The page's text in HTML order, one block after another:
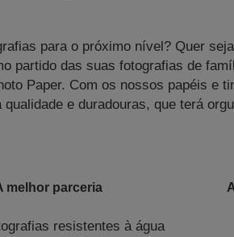
para o próximo nível? Quer
partido das suas fotografias de
Paper. Com os nossos papéis e
e duradouras, que terá
melhor parceria
resistentes à água